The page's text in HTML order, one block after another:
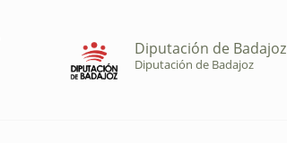
Diputación de Badajoz
Diputación de Badajoz